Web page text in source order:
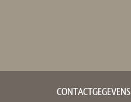
CONTACTGEGEVENS